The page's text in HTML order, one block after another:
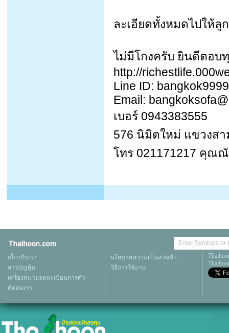
ละเอียดทั้งหมดไปให้ลู
ไม่มีโกงครับ ยินดีตอบ
http://
Line ID: bangkok9999
Email:
เบอร์ 0943383555
576 นิมิตใหม่ แขวงส
โทร 021171217 คุณ
เกี่ยวกับเรา
สารบัญหุ้น
เครื่องหมายจดทะเบียนการค้า
ติดต่อเรา
นโยบายความเป็นส่วนตัว
วิธีการใช้งาน